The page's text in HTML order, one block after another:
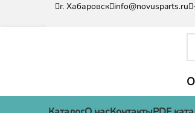
г. Хабаровск info@novusparts.ru